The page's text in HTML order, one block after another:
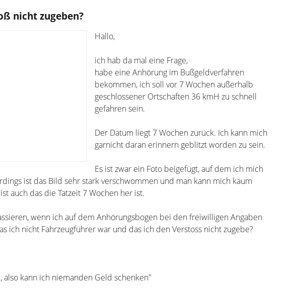
nicht zugeben?
Hallo,
ich hab da mal eine Frage,
habe eine Anhörung im Bußgeldverfahren
bekommen, ich soll vor 7 Wochen außerhalb
geschlossener Ortschaften 36 kmH zu schnell
gefahren sein.
Der Datum liegt 7 Wochen zurück. Ich kann mich
garnicht daran erinnern geblitzt worden zu sein.
Es ist zwar ein Foto beigefügt, auf dem ich mich
ist das Bild sehr stark verschwommen und man kann mich kaum
auch das die Tatzeit 7 Wochen her ist.
wenn ich auf dem Anhörungsbogen bei den freiwilligen Angaben
ich nicht Fahrzeugführer war und das ich den Verstoss nicht zugebe?
also kann ich niemanden Geld schenken"